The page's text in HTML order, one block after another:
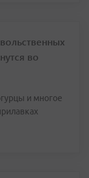
во
и многое